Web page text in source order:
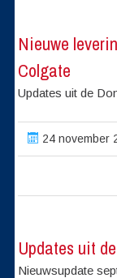
Nieuwe
Colgate
Updates uit de
24 november
Updates uit
Nieuwsupdate